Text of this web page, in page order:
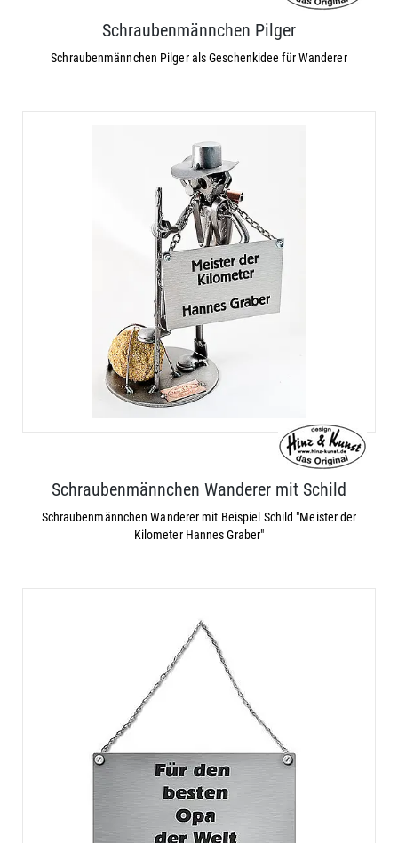
Schraubenmännchen Pilger
Schraubenmännchen Pilger als Geschenkidee für Wanderer
Schraubenmännchen Wanderer mit Schild
Schraubenmännchen Wanderer mit Beispiel Schild "Meister der
Kilometer Hannes Graber"